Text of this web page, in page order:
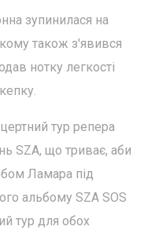
зупинилася на
також з'явився
нотку легкості
тур репера
SZA, що триває, аби
Ламара під
альбому SZA SOS
тур для обох